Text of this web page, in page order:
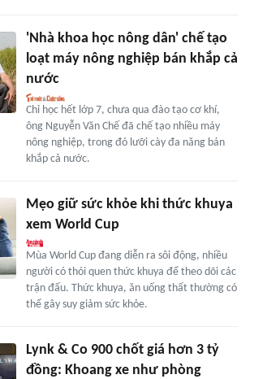
'Nhà khoa học nông dân' chế tạo
loạt máy nông nghiệp bán khắp cả
nước
Chỉ học hết lớp 7, chưa qua đào tạo cơ khí,
ông Nguyễn Văn Chế đã chế tạo nhiều máy
nông nghiệp, trong đó lưỡi cày đa năng bán
khắp cả nước.
Mẹo giữ sức khỏe khi thức khuya
xem World Cup
Mùa World Cup đang diễn ra sôi động, nhiều
người có thói quen thức khuya để theo dõi các
trận đấu. Thức khuya, ăn uống thất thường có
thể gây suy giảm sức khỏe.
Lynk & Co 900 chốt giá hơn 3 tỷ
đồng: Khoang xe như phòng